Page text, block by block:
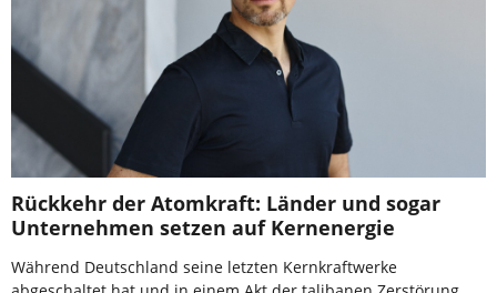
Rückkehr der Atomkraft: Länder und sogar
Unternehmen setzen auf Kernenergie
Während Deutschland seine letzten Kernkraftwerke